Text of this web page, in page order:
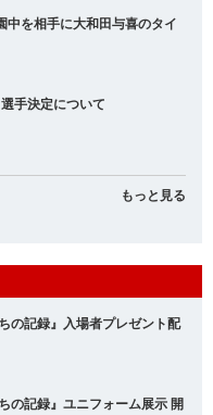
中を相手に大和田与喜のタイ
手決定について
もっと見る
の記録』入場者プレゼント配
の記録』ユニフォーム展示 開